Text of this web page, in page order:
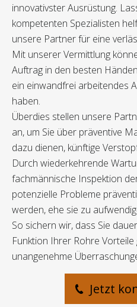
innovativster Ausrüstung.
kompetenten Spezialisten
unsere Partner für eine
Mit unserer Vermittlung
Auftrag in den besten
ein einwandfrei arbeitendes
haben.
Überdies stellen unsere
an, um Sie über präventive
dazu dienen, künftige
Durch wiederkehrende
fachmännische Inspektion
potenzielle Probleme
werden, ehe sie zu
So sichern wir, dass Sie
Funktion Ihrer Rohre Vorteile
unangenehme
Jetzt